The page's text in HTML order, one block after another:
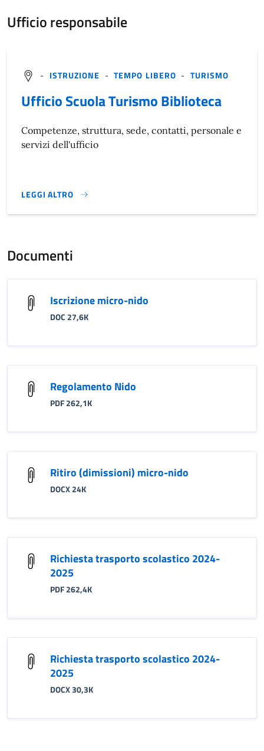
Ufficio responsabile
- ISTRUZIONE -TEMPO LIBERO - TURISMO
Ufficio Scuola Turismo Biblioteca
Competenze, struttura, sede, contatti, personale e
servizi dell'ufficio
LEGGI ALTRO
}
Documenti
Iscrizione micro-nido
DOC 27,6K
Regolamento Nido
PDF 262,1K
Ritiro (dimissioni) micro-nido
DOCX 24K
Richiesta trasporto scolastico 2024-
2025
PDF 262,4K
Richiesta trasporto scolastico 2024-
2025
DOCX 30,3K